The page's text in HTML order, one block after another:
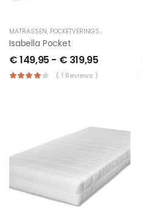
MATRASSEN, POCKETVERINGSMATRAS
Isabella Pocket
€149,95 - € 319,95
( 1 Reviews )